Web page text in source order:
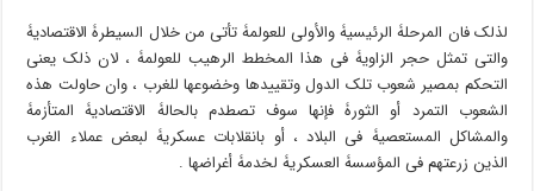
لذلک فان المرحلۀ الرئیسیۀ والأولى للعولمۀ تأتی من خلال السیطرۀ الاقتصادیۀ
والتی تمثل حجر الزاویۀ فی هذا المخطط الرهیب للعولمۀ ، لان ذلک یعنی
التحکم بمصیر شعوب تلک الدول وتقییدها وخضوعها للغرب ، وان حاولت هذه
الشعوب التمرد أو الثورۀ فإنها سوف تصطدم بالحالۀ الاقتصادیۀ المتأزمۀ
والمشاکل المستعصیۀ فی البلاد ، أو بانقلابات عسکریۀ لبعض عملاء الغرب
الذین زرعتهم فی المؤسسۀ العسکریۀ لخدمۀ أغراضها .